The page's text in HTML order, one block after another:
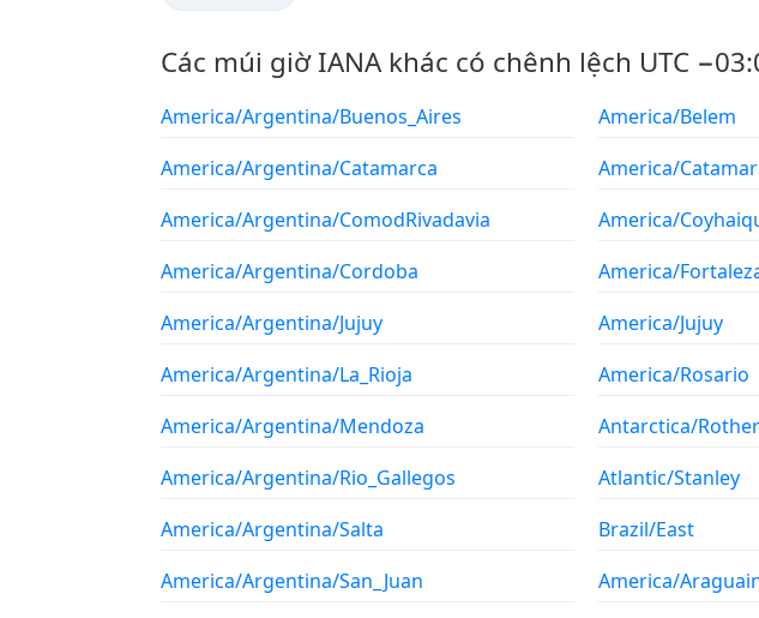
Các múi giờ IANA khác có chênh lệch UTC
America/Argentina/Buenos_Aires
America/Argentina/Catamarca
America/Argentina/ComodRivadavia
America/Argentina/Cordoba
America/Argentina/Jujuy
America/Argentina/La_Rioja
America/Argentina/Mendoza
America/Argentina/Rio_Gallegos
America/Argentina/Salta
America/Argentina/San_Juan
America/Belem
America/
America/
America/
America/Jujuy
America/Rosario
Antarctica/
Atlantic/Stanley
Brazil/East
America/